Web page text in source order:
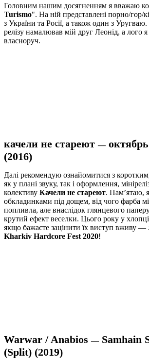
Головним нашим досягненням я вважаю
Turismo". На ній представлені порно/гор/
з України та Росії, а також один з
релізу намалював мій друг Леонід, а лого
власноруч.
качели не стареют—
(2016)
Далі рекомендую ознайомитися з
як у плані звуку, так і оформлення,
колективу Качели не стареют. Пам’ятаю,
обкладинками під дощем, від чого фарба
попливла, але внаслідок глянцевого
крутий ефект веселки. Цього року у
якщо бажаєте зацінити їх виступ вживу —
Kharkiv Hardcore Fest 2020!
Warwar / Anabios—Samhain
(Split) (2019)